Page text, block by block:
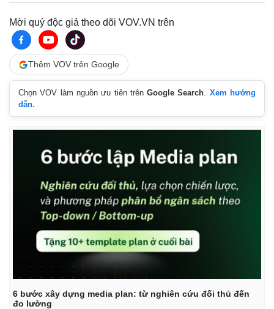
Khởi nghiệp
Tiêu dùng
Tỷ giá
Giá cà phê
Mời quý độc giả theo dõi VOV.VN trên
Thêm VOV trên Google
Chọn VOV làm nguồn ưu tiên trênGoogle Search. Xem hướng
dẫn.
6 bước xây dựng media plan: từ nghiên cứu đối thủ đến
đo lường